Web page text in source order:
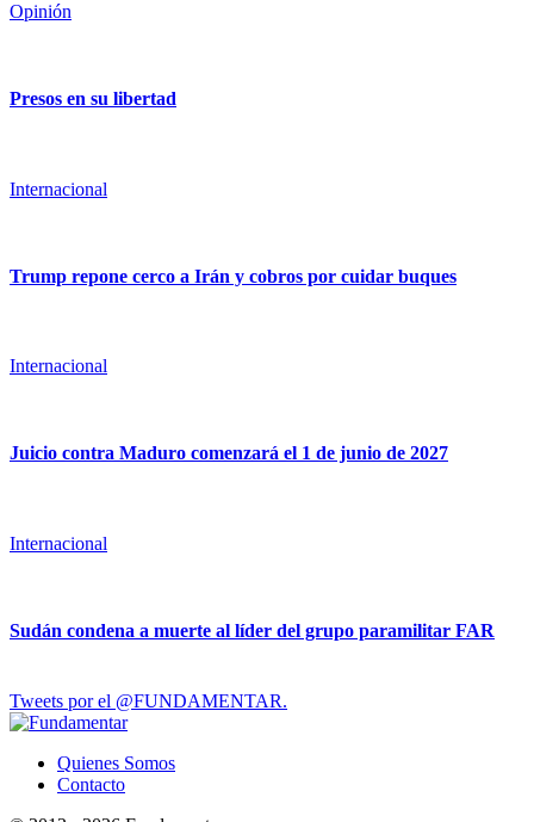
Opinión
Presos en su libertad
Internacional
Trump repone cerco a Irán y cobros por cuidar buques
Internacional
Juicio contra Maduro comenzará el 1 de junio de 2027
Internacional
Sudán condena a muerte al líder del grupo paramilitar FAR
Tweets por el @FUNDAMENTAR.
Quienes Somos
Contacto